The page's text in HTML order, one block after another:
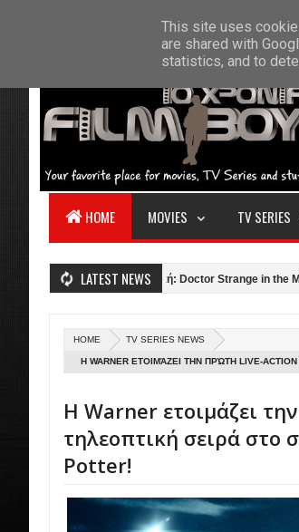
HOME ABOUT US
HOME MOVIES TV SERIES
LATEST NEWS
(2022) Κριτική: Doctor Strange in the
HOME TV SERIES NEWS
Η WARNER ΕΤΟΙΜΆΖΕΙ ΤΗΝ ΠΡΏΤΗ LIVE-
Η Warner ετοιμάζει
τηλεοπτική σειρά στο
Potter!
This site uses
are shared with
statistics, and to